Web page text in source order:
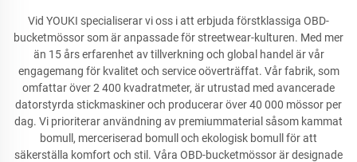
Vid YOUKI specialiserar vi oss i att erbjuda förstklassiga OBD-
bucketmössor som är anpassade för streetwear-kulturen. Med mer
än 15 års erfarenhet av tillverkning och global handel är vår
engagemang för kvalitet och service oöverträffat. Vår fabrik, som
omfattar över 2 400 kvadratmeter, är utrustad med avancerade
datorstyrda stickmaskiner och producerar över 40 000 mössor per
dag. Vi prioriterar användning av premiummaterial såsom kammat
bomull, merceriserad bomull och ekologisk bomull för att
säkerställa komfort och stil. Våra OBD-bucketmössor är designade